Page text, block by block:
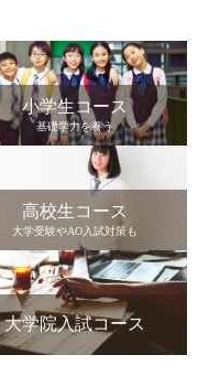
小学生コース
基礎学力を養う
高校生コース
大学受験やAO入試対策も
大学院入試コース